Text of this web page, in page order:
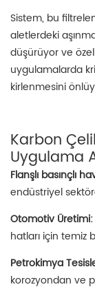
Sistem, bu
aletlerdeki
düşürüyor ve
uygulamalarda
kirlenmesini
Karbon
Uygulama
Flanşlı basınçlı
endüstriyel
Otomotiv Üretimi:
hatları için temiz
Petrokimya
korozyondan ve